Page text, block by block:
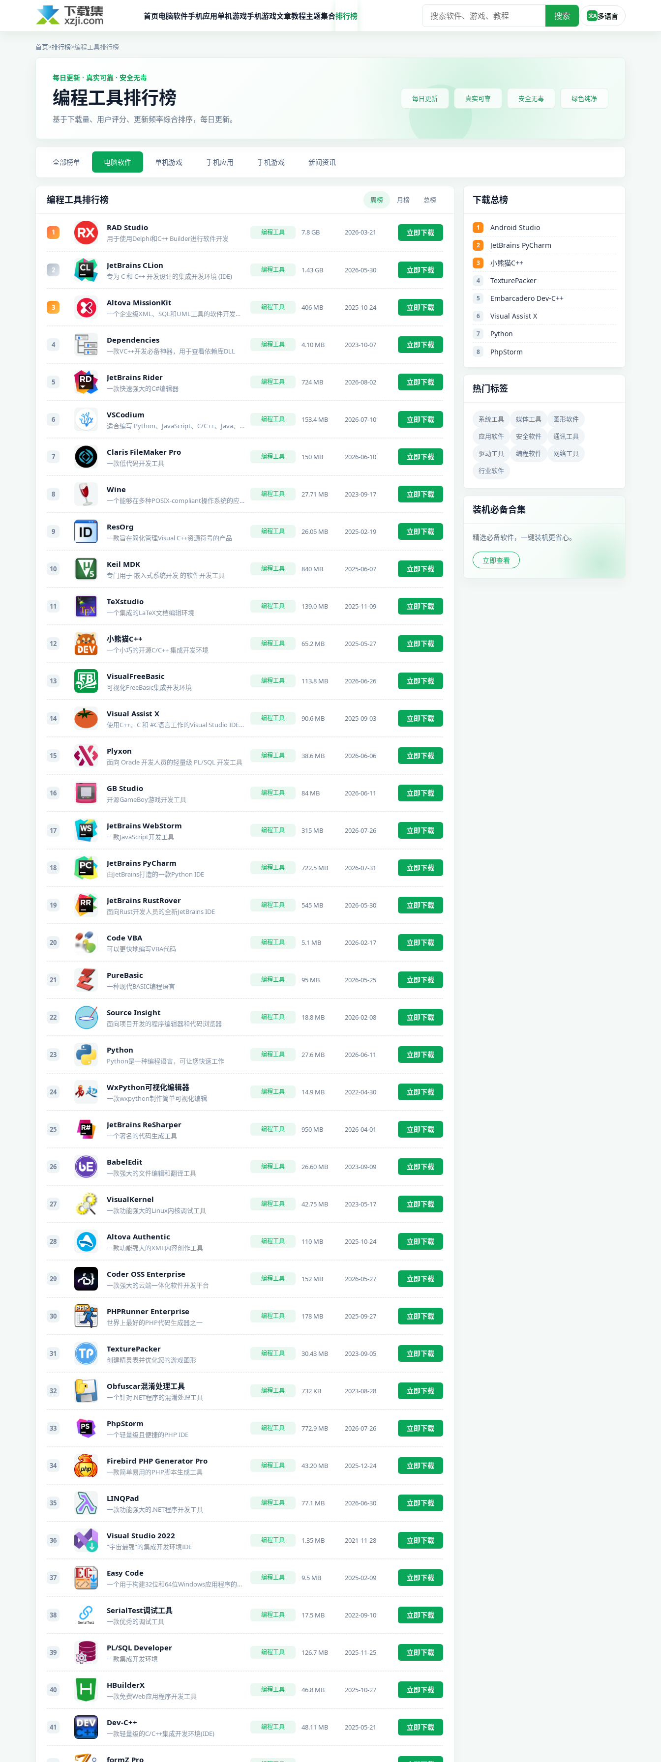
首页电脑软件手机应用单机游戏手机游戏文章教程主题集合排行榜 搜索 文A 多语言
首页>排行榜>编程工具排行榜
每日更新 · 真实可靠 · 安全无毒
编程工具排行榜
基于下载量、用户评分、更新频率综合排序，每日更新。
每日更新 真实可靠 安全无毒 绿色纯净
全部榜单 电脑软件 单机游戏 手机应用 手机游戏 新闻资讯
编程工具排行榜 周榜 月榜 总榜
1 RAD Studio
用于使用Delphi和C++ Builder进行软件开发
编程工具 7.8 GB 2026-03-21 立即下载
2 JetBrains CLion
专为 C 和 C++ 开发设计的集成开发环境 (IDE)
编程工具 1.43 GB 2026-05-30 立即下载
3 Altova MissionKit
一个企业级XML、SQL和UML工具的软件开发套件
编程工具 406 MB 2025-10-24 立即下载
4 Dependencies
一款VC++开发必备神器，用于查看依赖库DLL
编程工具 4.10 MB 2023-10-07 立即下载
5 JetBrains Rider
一款快速强大的C#编辑器
编程工具 724 MB 2026-08-02 立即下载
6 VSCodium
适合编写 Python、JavaScript、C/C++、Java、PHP、HTML 等代码
编程工具 153.4 MB 2026-07-10 立即下载
7 Claris FileMaker Pro
一款低代码开发工具
编程工具 150 MB 2026-06-10 立即下载
8 Wine
一个能够在多种POSIX-compliant操作系统的应用
编程工具 27.71 MB 2023-09-17 立即下载
9 ResOrg
一款旨在简化管理Visual C++资源符号的产品
编程工具 26.05 MB 2025-02-19 立即下载
10 Keil MDK
专门用于 嵌入式系统开发 的软件开发工具
编程工具 840 MB 2025-06-07 立即下载
11 TeXstudio
一个集成的LaTeX文档编辑环境
编程工具 139.0 MB 2025-11-09 立即下载
12 小熊猫C++
一个小巧的开源C/C++ 集成开发环境
编程工具 65.2 MB 2025-05-27 立即下载
13 VisualFreeBasic
可视化FreeBasic集成开发环境
编程工具 113.8 MB 2026-06-26 立即下载
14 Visual Assist X
使用C++、C 和 #C语言工作的Visual Studio IDE的理想工具
编程工具 90.6 MB 2025-09-03 立即下载
15 Plyxon
面向 Oracle 开发人员的轻量级 PL/SQL 开发工具
编程工具 38.6 MB 2026-06-06 立即下载
16 GB Studio
开源GameBoy游戏开发工具
编程工具 84 MB 2026-06-11 立即下载
17 JetBrains WebStorm
一款JavaScript开发工具
编程工具 315 MB 2026-07-26 立即下载
18 JetBrains PyCharm
由JetBrains打造的一款Python IDE
编程工具 722.5 MB 2026-07-31 立即下载
19 JetBrains RustRover
面向Rust开发人员的全新JetBrains IDE
编程工具 545 MB 2026-05-30 立即下载
20 Code VBA
可以更快地编写VBA代码
编程工具 5.1 MB 2026-02-17 立即下载
21 PureBasic
一种现代BASIC编程语言
编程工具 95 MB 2026-05-25 立即下载
22 Source Insight
面向项目开发的程序编辑器和代码浏览器
编程工具 18.8 MB 2026-02-08 立即下载
23 Python
Python是一种编程语言，可让您快速工作
编程工具 27.6 MB 2026-06-11 立即下载
24 WxPython可视化编辑器
一款wxpython制作简单可视化编辑
编程工具 14.9 MB 2022-04-30 立即下载
25 JetBrains ReSharper
一个著名的代码生成工具
编程工具 950 MB 2026-04-01 立即下载
26 BabelEdit
一款强大的文件编辑和翻译工具
编程工具 26.60 MB 2023-09-09 立即下载
27 VisualKernel
一款功能强大的Linux内核调试工具
编程工具 42.75 MB 2023-05-17 立即下载
28 Altova Authentic
一款功能强大的XML内容创作工具
编程工具 110 MB 2025-10-24 立即下载
29 Coder OSS Enterprise
一款强大的云端一体化软件开发平台
编程工具 152 MB 2026-05-27 立即下载
30 PHPRunner Enterprise
世界上最好的PHP代码生成器之一
编程工具 178 MB 2025-09-27 立即下载
31 TexturePacker
创建精灵表并优化您的游戏图形
编程工具 30.43 MB 2023-09-05 立即下载
32 Obfuscar混淆处理工具
一个针对.NET程序的混淆处理工具
编程工具 732 KB 2023-08-28 立即下载
33 PhpStorm
一个轻量级且便捷的PHP IDE
编程工具 772.9 MB 2026-07-26 立即下载
34 Firebird PHP Generator Pro
一款简单易用的PHP脚本生成工具
编程工具 43.20 MB 2025-12-24 立即下载
35 LINQPad
一款功能强大的.NET程序开发工具
编程工具 77.1 MB 2026-06-30 立即下载
36 Visual Studio 2022
“宇宙最强”的集成开发环境IDE
编程工具 1.35 MB 2021-11-28 立即下载
37 Easy Code
一个用于构建32位和64位Windows应用程序的可视化汇编编程环境
编程工具 9.5 MB 2025-02-09 立即下载
38 SerialTest调试工具
一款优秀的调试工具
编程工具 17.5 MB 2022-09-10 立即下载
39 PL/SQL Developer
一款集成开发环境
编程工具 126.7 MB 2025-11-25 立即下载
40 HBuilderX
一款免费Web应用程序开发工具
编程工具 46.8 MB 2025-10-27 立即下载
41 Dev-C++
一款轻量级的C/C++集成开发环境(IDE)
编程工具 48.11 MB 2025-05-21 立即下载
formZ Pro
下载总榜
1 Android Studio
2 JetBrains PyCharm
3 小熊猫C++
4 TexturePacker
5 Embarcadero Dev-C++
6 Visual Assist X
7 Python
8 PhpStorm
热门标签
系统工具 媒体工具
图形软件
应用软件
安全软件
通讯工具
驱动工具
编程软件
网络工具
行业软件
装机必备合集
精选必备软件，一键装机更省心。
立即查看